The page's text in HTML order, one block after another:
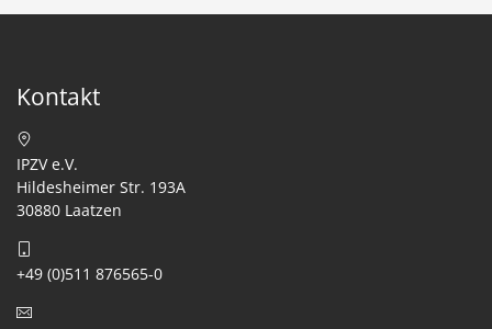
Kontakt
IPZV e.V.
Hildesheimer Str. 193A
30880 Laatzen
+49 (0)511 876565-0